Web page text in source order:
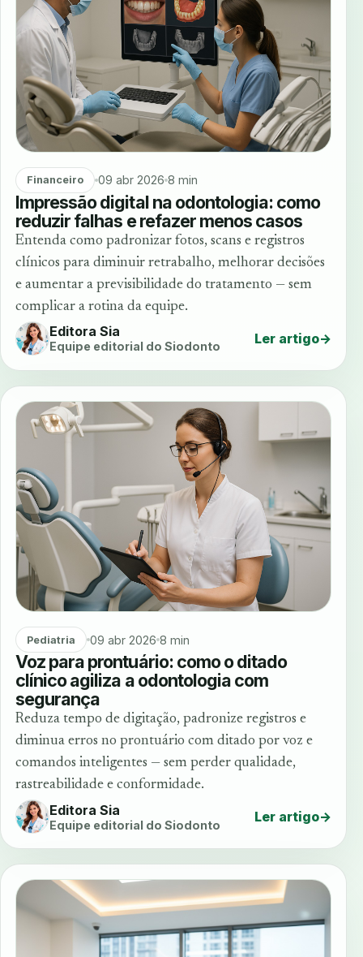
Financeiro 09 abr 2026 8 min
Impressão digital na odontologia: como
reduzir falhas e refazer menos casos
Entenda como padronizar fotos, scans e registros
clínicos para diminuir retrabalho, melhorar decisões
e aumentar a previsibilidade do tratamento — sem
complicar a rotina da equipe.
Editora Sia
Equipe editorial do Siodonto Ler artigo→
Pediatria 09 abr 2026 8 min
Voz para prontuário: como o ditado
clínico agiliza a odontologia com
segurança
Reduza tempo de digitação, padronize registros e
diminua erros no prontuário com ditado por voz e
comandos inteligentes — sem perder qualidade,
rastreabilidade e conformidade.
Editora Sia
Equipe editorial do Siodonto Ler artigo→